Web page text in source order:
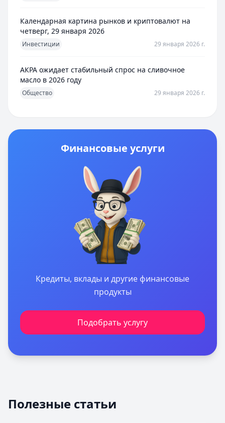
Календарная картина рынков и криптовалют на
четверг, 29 января 2026
Инвестиции 29 января 2026 г.
АКРА ожидает стабильный спрос на сливочное
масло в 2026 году
Общество 29 января 2026 г.
Финансовые услуги
Кредиты, вклады и другие финансовые
продукты
Подобрать услугу
Полезные статьи